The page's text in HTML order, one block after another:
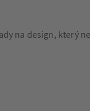
na design, který